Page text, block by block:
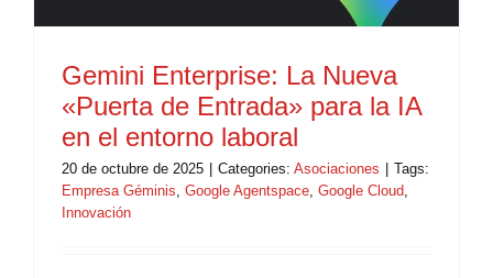
Gemini Enterprise: La Nueva
«Puerta de Entrada» para la IA
en el entorno laboral
20 de octubre de 2025 Categories: Asociaciones
Tags:
Empresa Géminis, Google Agentspace, Google Cloud,
Innovación